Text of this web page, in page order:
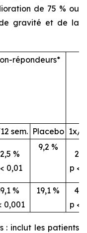
de 75 % ou
gravité et de la
répondeurs*
sem. Placebo 1x/4
%
0,01
9,2 %
p <
%
0,001
19,1 %
p <
: inclut les patients